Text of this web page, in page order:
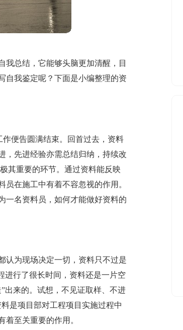
我总结，它能够头脑更加清醒，目
自我鉴定呢？下面是小编整理的资
便告圆满结束。回首过去，资料
，先进经验亦需总结归纳，持续改
其重要的环节。通过资料能反映
在施工中有着不容忽视的作用。
一名资料员，如何才能做好资料的
认为现场决定一切，资料只不过是
进行了很长时间，资料还是一片空
出来的。试想，不见证取样、不进
是项目部对工程项目实施过程中
至关重要的作用。